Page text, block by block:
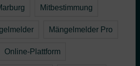
Mitbestimmung
Mängelmelder Pro
Online-Plattform